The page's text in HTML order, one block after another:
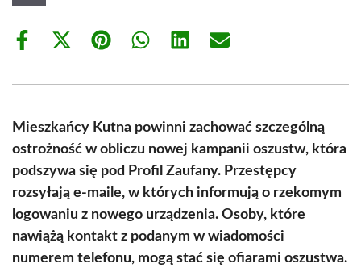
Share
Share
(Twitter)
Share Share Share Share
Mieszkańcy Kutna powinni zachować szczególną
ostrożność w obliczu nowej kampanii oszustw, która
podszywa się pod Profil Zaufany. Przestępcy
rozsyłają e-maile, w których informują o rzekomym
logowaniu z nowego urządzenia. Osoby, które
nawiążą kontakt z podanym w wiadomości
numerem telefonu, mogą stać się ofiarami oszustwa.